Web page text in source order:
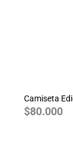
Camiseta
$80.000